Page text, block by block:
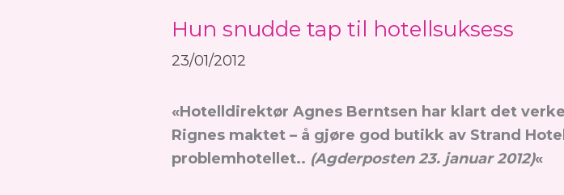
Hun snudde tap til hotellsuksess
23/01/2012
«Hotelldirektør Agnes Berntsen har klart det
Rignes maktet – å gjøre god butikk av Strand
problemhotellet.. (Agderposten 23. januar 2012)«